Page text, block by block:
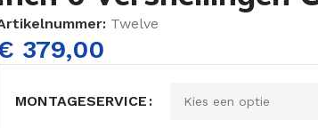
Twelve
379,00
MONTAGESERVICE